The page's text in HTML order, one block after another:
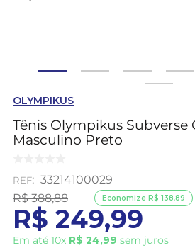
OLYMPIKUS
Tênis Olympikus Subverse
Masculino Preto
: 33214100029
R$ 388,88
R$ 249,99
Em até 10x R$ 24,99 sem juros
Economize R$ 138,89